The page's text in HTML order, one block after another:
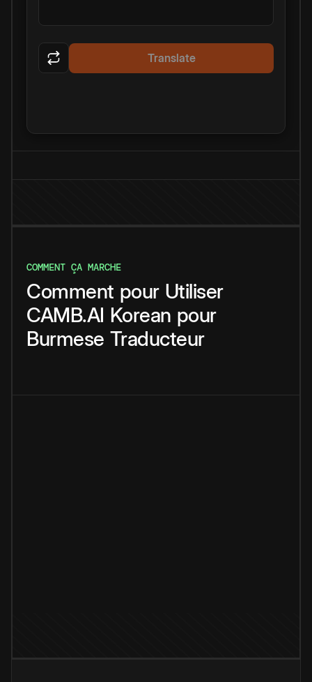
Translate
COMMENT ÇA MARCHE
Comment pour Utiliser
CAMB.AI Korean pour
Burmese Traducteur